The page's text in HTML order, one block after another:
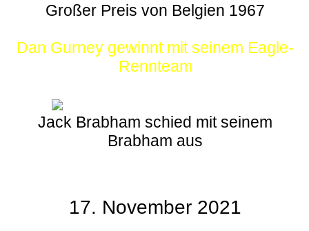
Großer Preis von Belgien 1967
Dan Gurney gewinnt mit seinem Eagle-
Rennteam
Jack Brabham schied mit seinem
Brabham aus
17. November 2021